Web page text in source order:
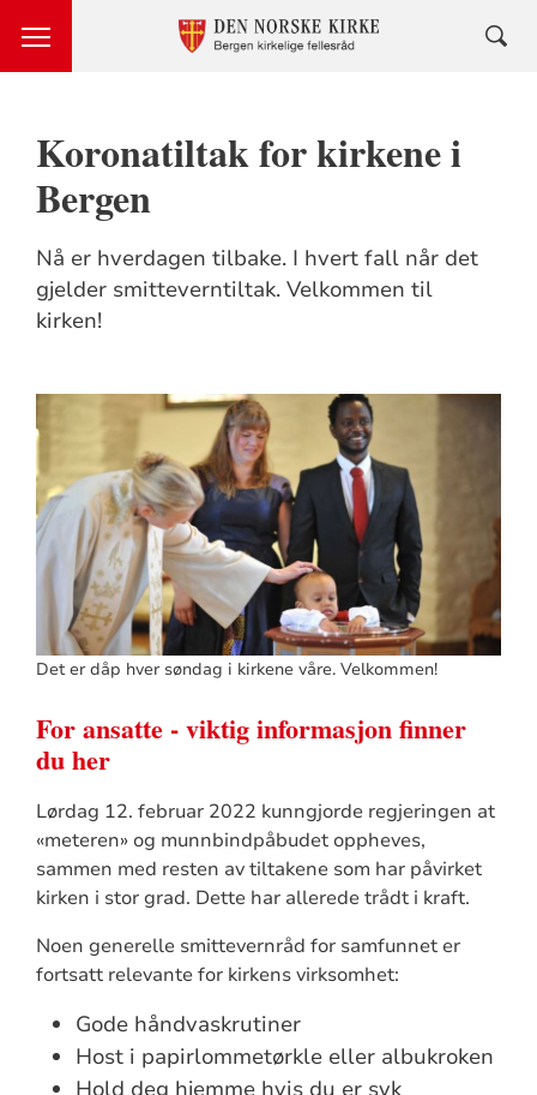
Koronatiltak for kirkene i
Bergen
Nå er hverdagen tilbake. I hvert fall når det
gjelder smitteverntiltak. Velkommen til
kirken!
Det er dåp hver søndag i kirkene våre. Velkommen!
For ansatte - viktig informasjon finner
du her
Lørdag 12. februar 2022 kunngjorde regjeringen at
«meteren» og munnbindpåbudet oppheves,
sammen med resten av tiltakene som har påvirket
kirken i stor grad. Dette har allerede trådt i kraft.
Noen generelle smittevernråd for samfunnet er
fortsatt relevante for kirkens virksomhet:
Gode håndvaskrutiner
Host i papirlommetørkle eller albukroken
Hold deg hjemme hvis du er syk